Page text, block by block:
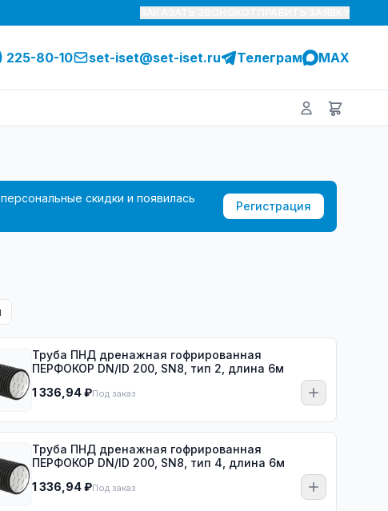
225-80-10 set-iset@set-iset.ru Телеграм MAX
скидки и появилась
Регистрация
Труба ПНД дренажная гофрированная
ПЕРФОКОР DN/ID 200, SN8, тип 2, длина 6м
1 336,94 ₽Под заказ
Труба ПНД дренажная гофрированная
ПЕРФОКОР DN/ID 200, SN8, тип 4, длина 6м
1 336,94 ₽Под заказ